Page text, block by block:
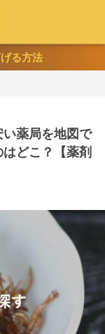
る方法
い薬局を地図で
どこ？【薬剤